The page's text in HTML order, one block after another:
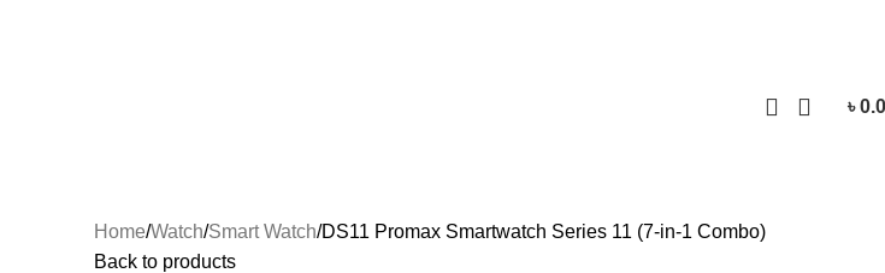
৳
Home Watch Smart Watch DS11 Promax Smartwatch Series 11 (7-in-1 Combo)
Back to products